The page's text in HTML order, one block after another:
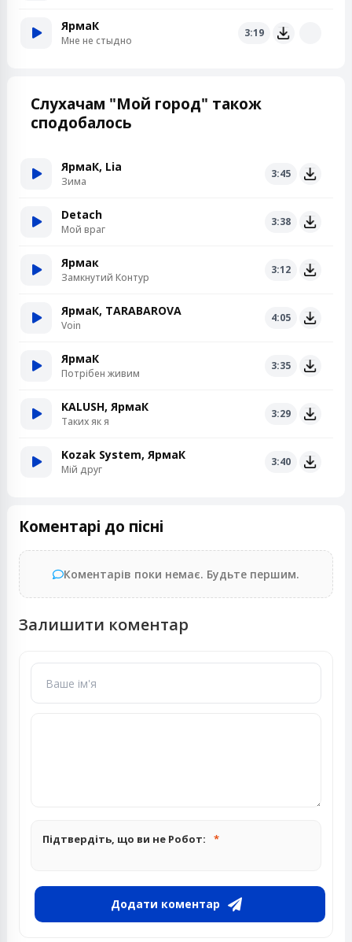
ЯрмаК
Мне не стыдно
3:19
Слухачам "Мой город" також
сподобалось
ЯрмаК, Lia
Зима
3:45
Detach
Мой враг
3:38
Ярмак
Замкнутий Контур
3:12
ЯрмаК, TARABAROVA
Voin
4:05
ЯрмаК
Потрібен живим
3:35
KALUSH, ЯрмаК
Таких як я
3:29
Kozak System, ЯрмаК
Мій друг
3:40
Коментарі до пісні
Коментарів поки немає. Будьте першим.
Залишити коментар
Підтвердіть, що ви не Робот:
Додати коментар